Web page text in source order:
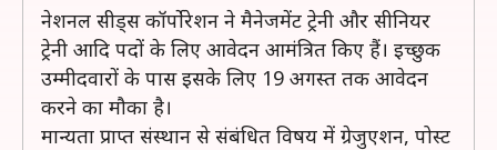
नेशनल सीड्स कॉर्पोरेशन ने मैनेजमेंट ट्रेनी और सीनियर
ट्रेनी आदि पदों के लिए आवेदन आमंत्रित किए हैं। इच्छुक
उम्मीदवारों के पास इसके लिए 19 अगस्त तक आवेदन
करने का मौका है।
मान्यता प्राप्त संस्थान से संबंधित विषय में ग्रेजुएशन, पोस्ट